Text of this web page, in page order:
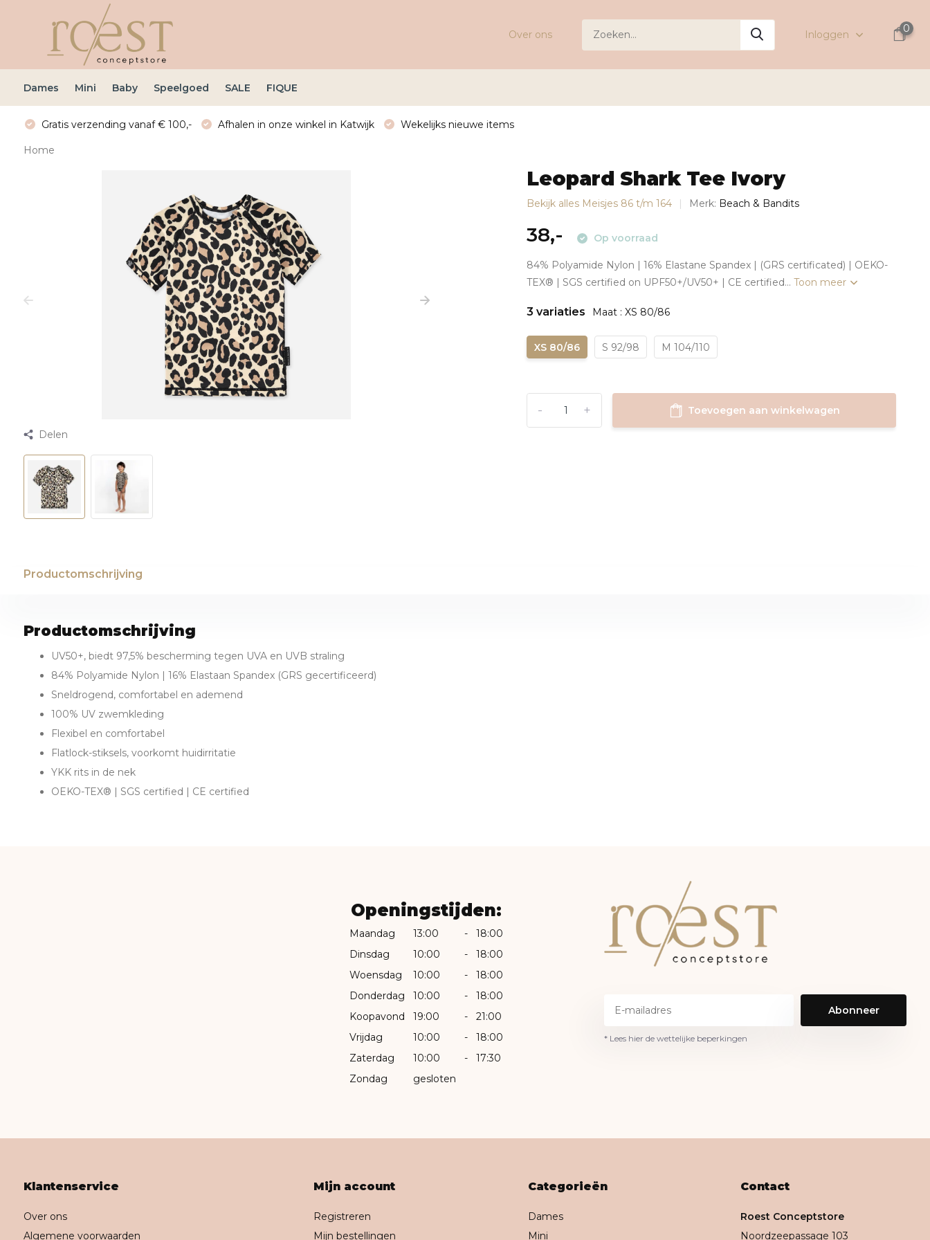
Over ons Inloggen
0
Dames Mini Baby Speelgoed SALE FIQUE
Gratis verzending vanaf € 100,- Afhalen in onze winkel in Katwijk Wekelijks nieuwe items
Home
Delen
Leopard Shark Tee Ivory
Bekijk alles Meisjes 86 t/m 164 Merk: Beach & Bandits
38,- Op voorraad
84% Polyamide Nylon | 16% Elastane Spandex | (GRS certificated) | OEKO-
TEX® | SGS certified on UPF50+/UV50+ | CE certified...Toon meer
3 variaties Maat : XS 80/86
XS 80/86 S 92/98 M 104/110
+
- Toevoegen aan winkelwagen
Productomschrijving
Productomschrijving
UV50+, biedt 97,5% bescherming tegen UVA en UVB straling
84% Polyamide Nylon | 16% Elastaan Spandex (GRS gecertificeerd)
Sneldrogend, comfortabel en ademend
100% UV zwemkleding
Flexibel en comfortabel
Flatlock-stiksels, voorkomt huidirritatie
YKK rits in de nek
OEKO-TEX® | SGS certified | CE certified
Openingstijden:
Maandag 13:00 -
18:00
Dinsdag
10:00 -
18:00
Woensdag
10:00 -
18:00
Donderdag
10:00 -
18:00
Koopavond
19:00 -
21:00
Vrijdag
10:00 -
18:00
Zaterdag
10:00 -
17:30
Zondag
gesloten
Abonneer
* Lees hier de wettelijke beperkingen
Klantenservice
Over ons
Algemene voorwaarden
Mijn account
Registreren
Mijn bestellingen
Categorieën
Dames
Mini
Contact
Roest Conceptstore
Noordzeepassage 103